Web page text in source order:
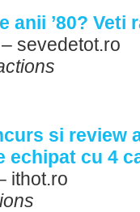
anii ’80? Veti
– sevedetot.ro
si review
echipat cu 4
ithot.ro